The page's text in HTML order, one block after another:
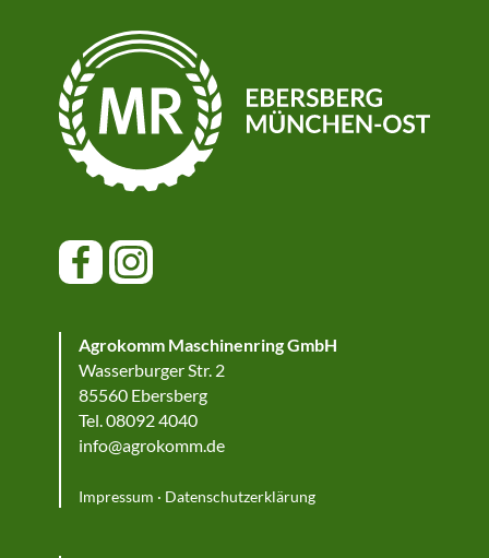
Agrokomm Maschinenring GmbH
Wasserburger Str. 2
85560 Ebersberg
Tel. 08092 4040
info@agrokomm.de
Impressum · Datenschutzerklärung